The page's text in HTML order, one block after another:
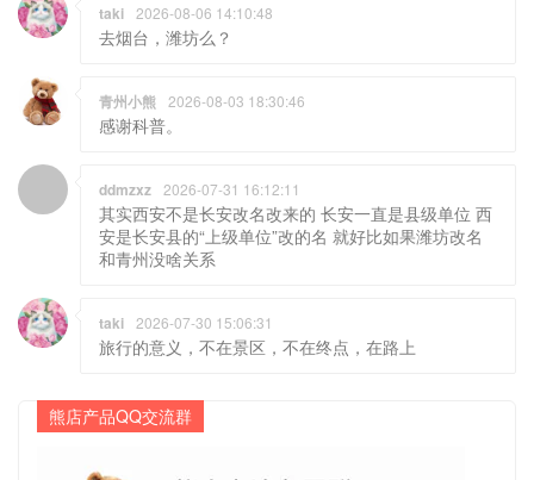
taki 2026-08-06 14:10:48
去烟台，潍坊么？
青州小熊 2026-08-03 18:30:46
感谢科普。
ddmzxz 2026-07-31 16:12:11
其实西安不是长安改名改来的 长安一直是县级单位 西
安是长安县的“上级单位”改的名 就好比如果潍坊改名
和青州没啥关系
taki 2026-07-30 15:06:31
旅行的意义，不在景区，不在终点，在路上
熊店产品QQ交流群